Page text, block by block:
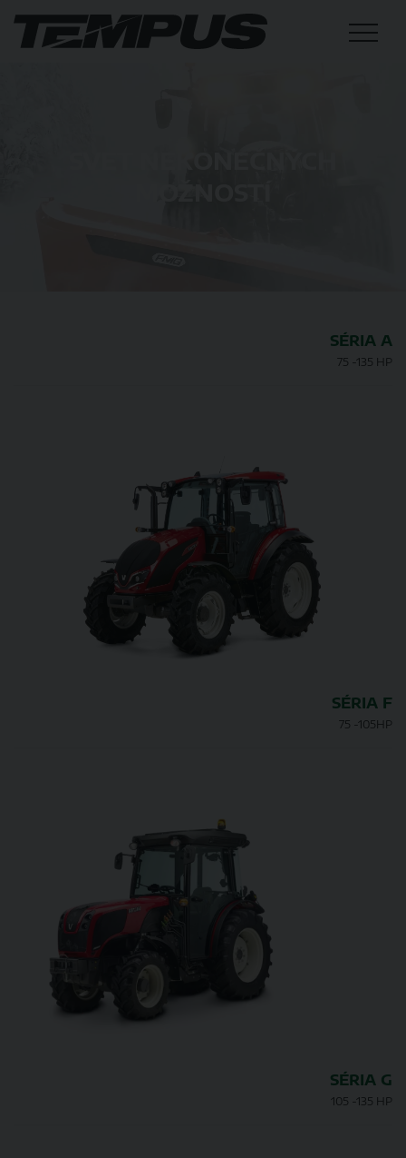
SÉRIA A
75 -135 HP
SÉRIA F
75 -105HP
SÉRIA G
105 -135 HP